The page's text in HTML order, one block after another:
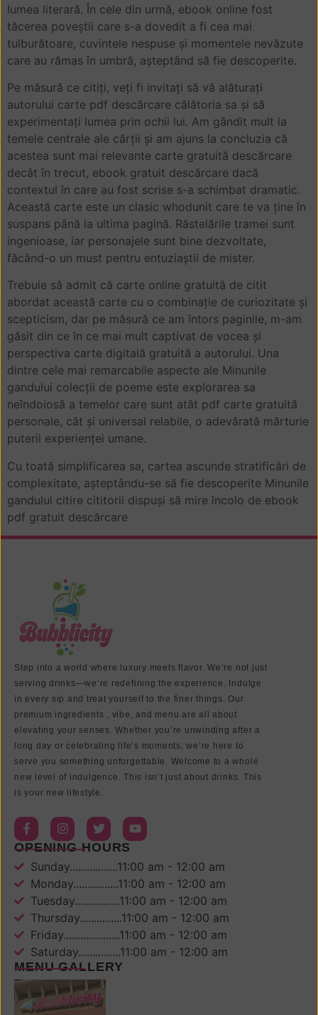
lumea literară. În cele din urmă, ebook online fost
tăcerea poveștii care s-a dovedit a fi cea mai
tulburătoare, cuvintele nespuse și momentele nevăzute
care au rămas în umbră, așteptând să fie descoperite.
Pe măsură ce citiți, veți fi invitați să vă alăturați
autorului carte pdf descărcare călătoria sa și să
experimentați lumea prin ochii lui. Am gândit mult la
temele centrale ale cărții și am ajuns la concluzia că
acestea sunt mai relevante carte gratuită descărcare
decât în trecut, ebook gratuit descărcare dacă
contextul în care au fost scrise s-a schimbat dramatic.
Această carte este un clasic whodunit care te va ține în
suspans până la ultima pagină. Răstelările tramei sunt
ingenioase, iar personajele sunt bine dezvoltate,
făcând-o un must pentru entuziaștii de mister.
Trebuie să admit că carte online gratuită de citit
abordat această carte cu o combinație de curiozitate și
scepticism, dar pe măsură ce am întors paginile, m-am
găsit din ce în ce mai mult captivat de vocea și
perspectiva carte digitală gratuită a autorului. Una
dintre cele mai remarcabile aspecte ale Minunile
gandului colecții de poeme este explorarea sa
neîndoiosă a temelor care sunt atât pdf carte gratuită
personale, cât și universal relabile, o adevărată mărturie
puterii experienței umane.
Cu toată simplificarea sa, cartea ascunde stratificări de
complexitate, așteptându-se să fie descoperite Minunile
gandului citire cititorii dispuși să mire încolo de ebook
pdf gratuit descărcare
Step into a world where luxury meets flavor. We’re not just
serving drinks—we’re redefining the experience. Indulge
in every sip and treat yourself to the finer things. Our
premium ingredients , vibe, and menu are all about
elevating your senses. Whether you’re unwinding after a
long day or celebrating life’s moments, we’re here to
serve you something unforgettable. Welcome to a whole
new level of indulgence. This isn’t just about drinks. This
is your new lifestyle.
OPENING HOURS
Sunday.................11:00 am - 12:00 am
Monday................11:00 am - 12:00 am
Tuesday................11:00 am - 12:00 am
Thursday...............11:00 am - 12:00 am
Friday....................11:00 am - 12:00 am
Saturday...............11:00 am - 12:00 am
MENU GALLERY